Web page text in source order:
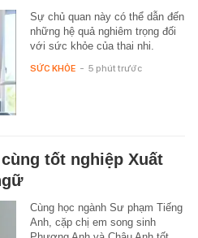
Sự chủ quan này có thể dẫn đến
những hệ quả nghiêm trọng đối
với sức khỏe của thai nhi.
SỨC KHỎE - 5 phút trước
tốt nghiệp Xuất
Cùng học ngành Sư phạm Tiếng
Anh, cặp chị em song sinh